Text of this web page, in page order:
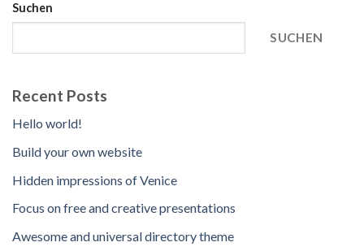
Suchen
SUCHEN
Recent Posts
Hello world!
Build your own website
Hidden impressions of Venice
Focus on free and creative presentations
Awesome and universal directory theme